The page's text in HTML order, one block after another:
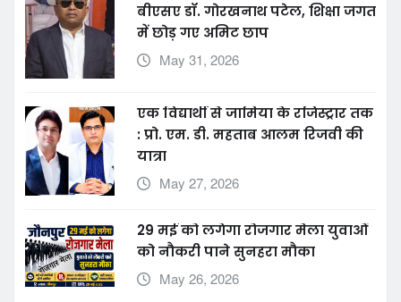
बीएसए डॉ. गोरखनाथ पटेल, शिक्षा जगत
में छोड़ गए अमिट छाप
May 31, 2026
एक विद्यार्थी से जामिया के रजिस्ट्रार तक
: प्रो. एम. डी. महताब आलम रिजवी की
यात्रा
May 27, 2026
29 मई को लगेगा रोजगार मेला युवाओं
को नौकरी पाने सुनहरा मौका
May 26, 2026